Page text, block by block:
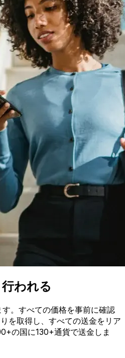
われる
。すべての価格を事前に確認
を取得し、すべての送金をリア
の国に130+通貨で送金しま